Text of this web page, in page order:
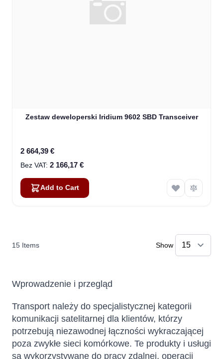
Zestaw deweloperski Iridium 9602 SBD Transceiver
2 664,39 €
2 166,17 €
Add to Cart
15 Items Show
Wprowadzenie i przegląd
Transport należy do specjalistycznej kategorii
komunikacji satelitarnej dla klientów, którzy
potrzebują niezawodnej łączności wykraczającej
poza zwykłe sieci komórkowe. Te produkty i usługi
są wykorzystywane do pracy zdalnej, operacji